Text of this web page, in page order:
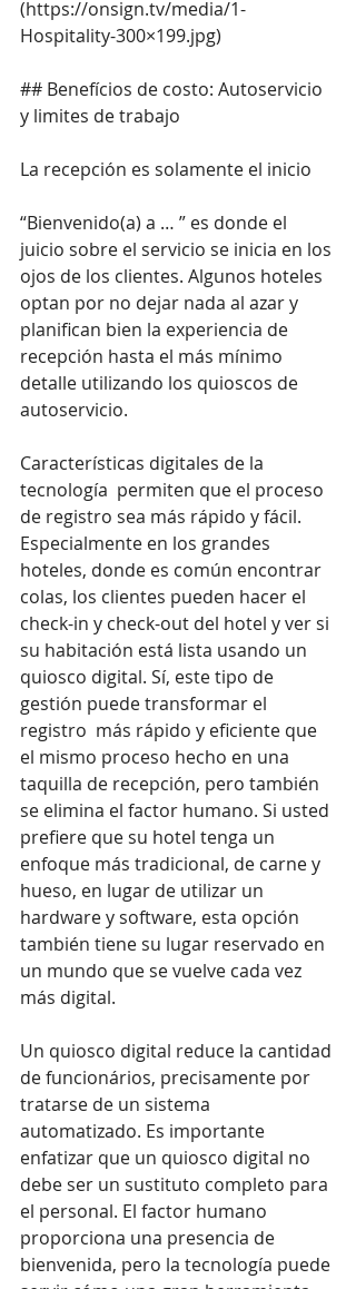
(https://onsign.tv/media/1-
Hospitality-300×199.jpg)
## Benefícios de costo: Autoservicio
y limites de trabajo
La recepción es solamente el inicio
“Bienvenido(a) a … ” es donde el
juicio sobre el servicio se inicia en los
ojos de los clientes. Algunos hoteles
optan por no dejar nada al azar y
planifican bien la experiencia de
recepción hasta el más mínimo
detalle utilizando los quioscos de
autoservicio.
Características digitales de la
tecnología  permiten que el proceso
de registro sea más rápido y fácil.
Especialmente en los grandes
hoteles, donde es común encontrar
colas, los clientes pueden hacer el
check-in y check-out del hotel y ver si
su habitación está lista usando un
quiosco digital. Sí, este tipo de
gestión puede transformar el
registro  más rápido y eficiente que
el mismo proceso hecho en una
taquilla de recepción, pero también
se elimina el factor humano. Si usted
prefiere que su hotel tenga un
enfoque más tradicional, de carne y
hueso, en lugar de utilizar un
hardware y software, esta opción
también tiene su lugar reservado en
un mundo que se vuelve cada vez
más digital.
Un quiosco digital reduce la cantidad
de funcionários, precisamente por
tratarse de un sistema
automatizado. Es importante
enfatizar que un quiosco digital no
debe ser un sustituto completo para
el personal. El factor humano
proporciona una presencia de
bienvenida, pero la tecnología puede